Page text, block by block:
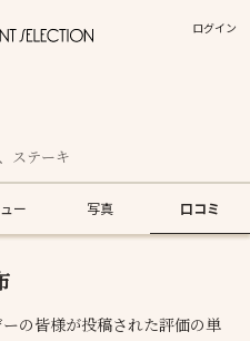
ログイン
ステーキ
ー 写真 口コミ
の皆様が投稿された評価の単